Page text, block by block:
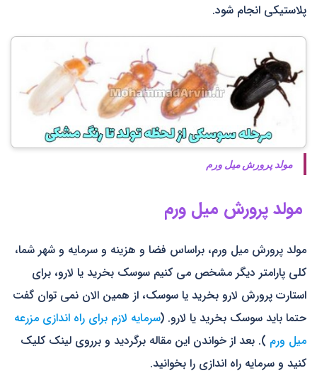
پلاستیکی انجام شود.
مولد پرورش میل ورم
مولد پرورش میل ورم
مولد پرورش میل ورم، براساس فضا و هزینه و سرمایه و شهر شما،
کلی پارامتر دیگر مشخص می کنیم سوسک بخرید یا لارو، برای
استارت پرورش لارو بخرید یا سوسک، از همین الان نمی توان گفت
حتما باید سوسک بخرید یا لارو. (سرمایه لازم برای راه اندازی مزرعه
میل ورم ). بعد از خواندن این مقاله برگردید و برروی لینک کلیک
کنید و سرمایه راه اندازی را بخوانید.